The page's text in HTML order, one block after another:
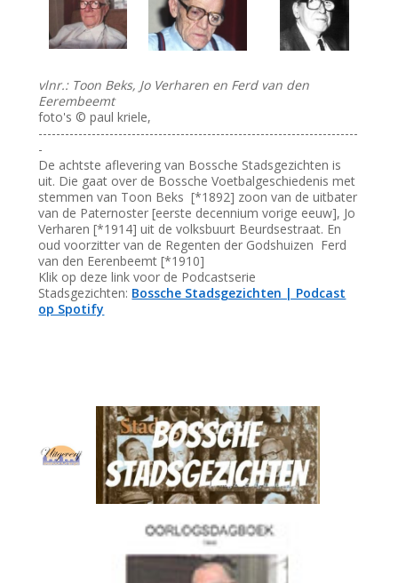
vlnr.: Toon Beks, Jo Verharen en Ferd van den
Eerembeemt
foto's © paul kriele,
------------------------------------------------------------------------
-
De achtste aflevering van Bossche Stadsgezichten is
uit. Die gaat over de Bossche Voetbalgeschiedenis met
stemmen van Toon Beks [*1892] zoon van de uitbater
van de Paternoster [eerste decennium vorige eeuw], Jo
Verharen [*1914] uit de volksbuurt Beurdsestraat. En
oud voorzitter van de Regenten der Godshuizen Ferd
van den Eerenbeemt [*1910]
Klik op deze link voor de Podcastserie
Stadsgezichten: Bossche Stadsgezichten | Podcast
op Spotify